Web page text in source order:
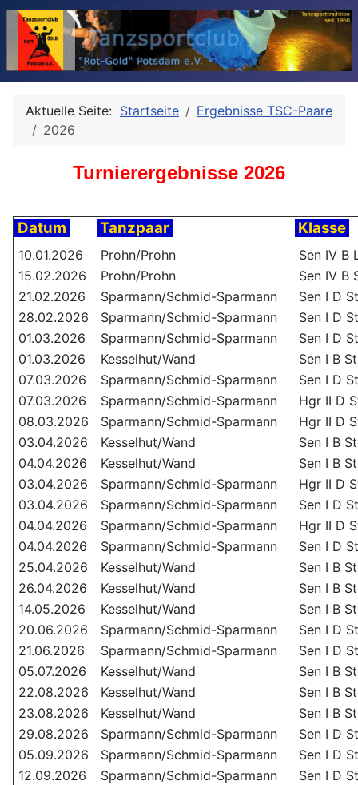
Aktuelle Seite: Startseite
Ergebnisse TSC-Paare
2026
Turnierergebnisse 2026
Datum Tanzpaar Klasse
10.01.2026 Prohn/Prohn
Sen IV B
15.02.2026
Prohn/Prohn
Sen IV B
21.02.2026
Sparmann/Schmid-Sparmann
Sen I D
28.02.2026
Sparmann/Schmid-Sparmann
Sen I D
01.03.2026
Sparmann/Schmid-Sparmann
Sen I D
01.03.2026
Kesselhut/Wand
Sen I B
07.03.2026
Sparmann/Schmid-Sparmann
Sen I D
07.03.2026
Sparmann/Schmid-Sparmann
Hgr II D
08.03.2026
Sparmann/Schmid-Sparmann
Hgr II D
03.04.2026
Kesselhut/Wand
Sen I B
04.04.2026
Kesselhut/Wand
Sen I B
03.04.2026
Sparmann/Schmid-Sparmann
Hgr II D
03.04.2026
Sparmann/Schmid-Sparmann
Sen I D
04.04.2026
Sparmann/Schmid-Sparmann
Hgr II D
04.04.2026
Sparmann/Schmid-Sparmann
Sen I D
25.04.2026
Kesselhut/Wand
Sen I B
26.04.2026
Kesselhut/Wand
Sen I B
14.05.2026
Kesselhut/Wand
Sen I B
20.06.2026
Sparmann/Schmid-Sparmann
Sen I D
21.06.2026
Sparmann/Schmid-Sparmann
Sen I D
05.07.2026
Kesselhut/Wand
Sen I B
22.08.2026
Kesselhut/Wand
Sen I B
23.08.2026
Kesselhut/Wand
Sen I B
29.08.2026
Sparmann/Schmid-Sparmann
Sen I D
05.09.2026
Sparmann/Schmid-Sparmann
Sen I D
12.09.2026
Sparmann/Schmid-Sparmann
Sen I D